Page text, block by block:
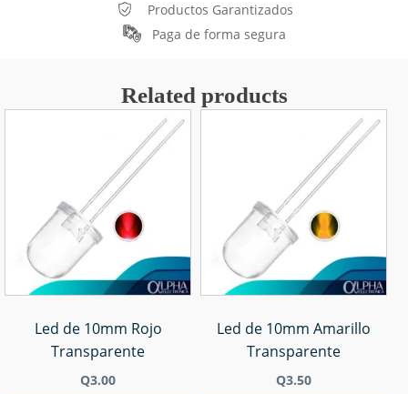
Productos Garantizados
Paga de forma segura
Related products
Led de 10mm Rojo
Transparente
Q3.00
Led de 10mm Amarillo
Transparente
Q3.50